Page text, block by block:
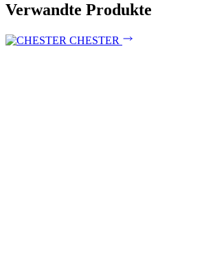
Verwandte Produkte
CHESTER